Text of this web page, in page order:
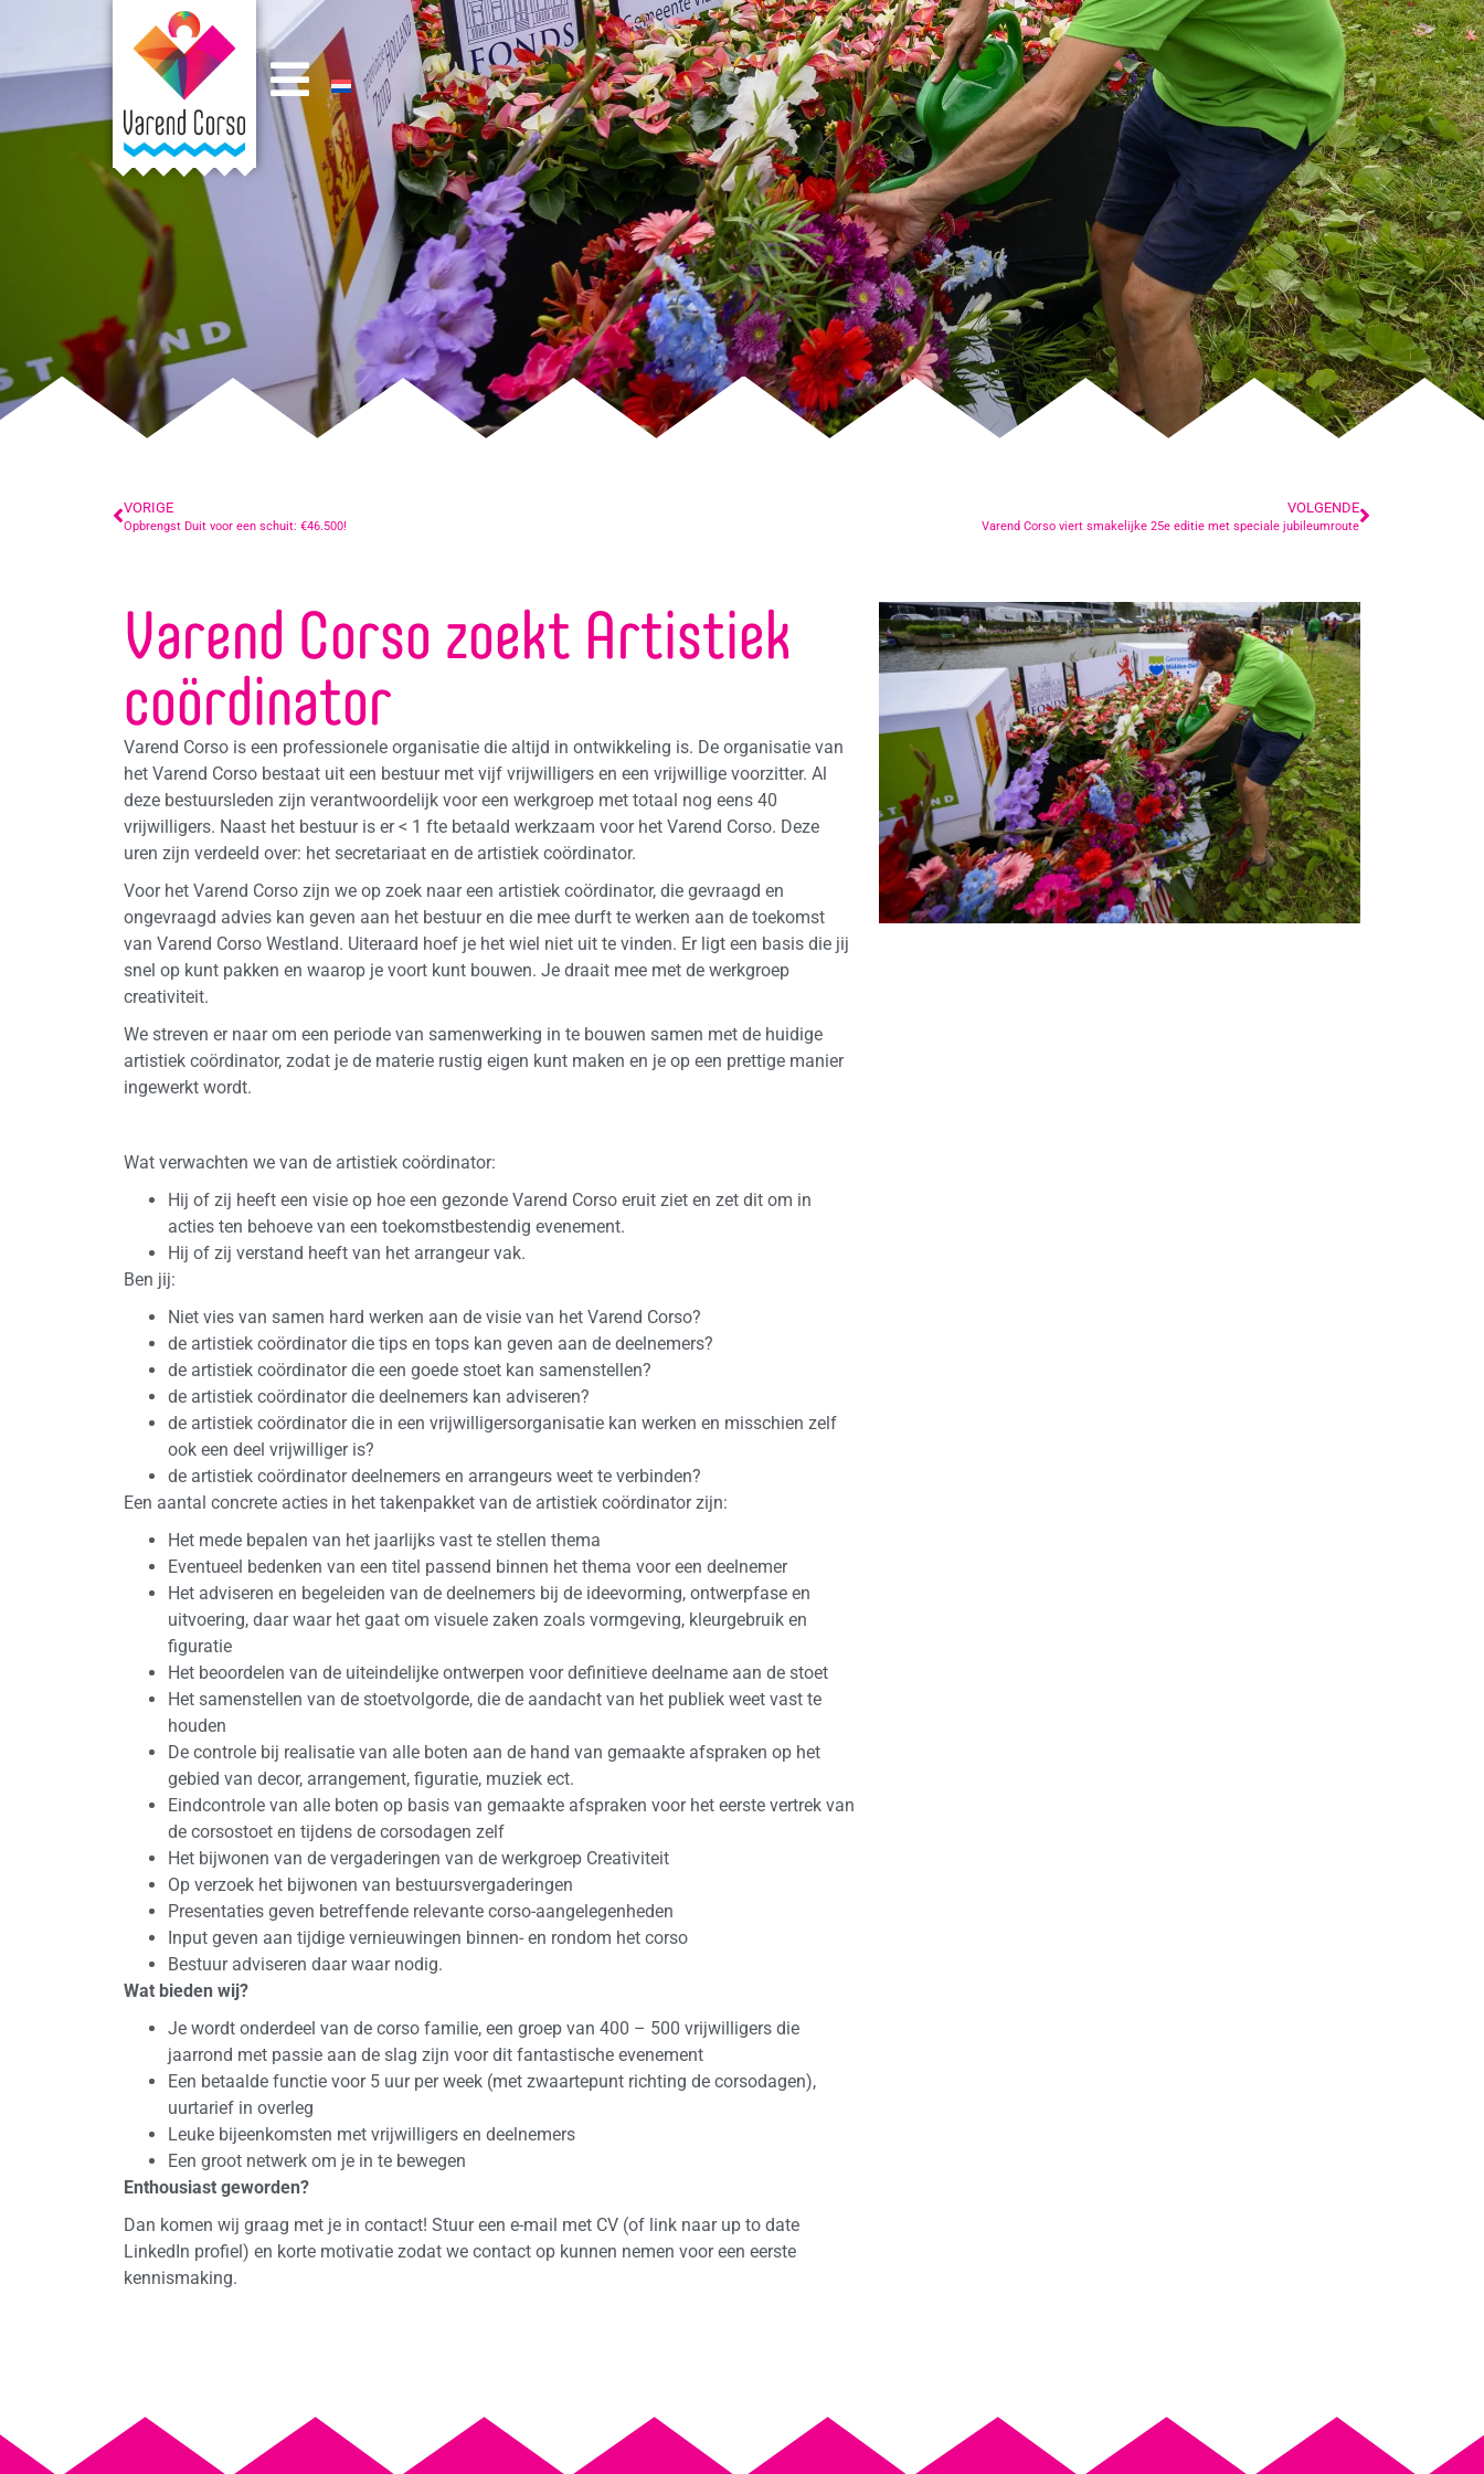
VORIGE
Opbrengst Duit voor een schuit: €46.500!
VOLGENDE
Varend Corso viert smakelijke 25e editie met speciale jubileumroute
Varend Corso zoekt Artistiek
coördinator
Varend Corso is een professionele organisatie die altijd in ontwikkeling is. De organisatie van
het Varend Corso bestaat uit een bestuur met vijf vrijwilligers en een vrijwillige voorzitter. Al
deze bestuursleden zijn verantwoordelijk voor een werkgroep met totaal nog eens 40
vrijwilligers. Naast het bestuur is er < 1 fte betaald werkzaam voor het Varend Corso. Deze
uren zijn verdeeld over: het secretariaat en de artistiek coördinator.
Voor het Varend Corso zijn we op zoek naar een artistiek coördinator, die gevraagd en
ongevraagd advies kan geven aan het bestuur en die mee durft te werken aan de toekomst
van Varend Corso Westland. Uiteraard hoef je het wiel niet uit te vinden. Er ligt een basis die jij
snel op kunt pakken en waarop je voort kunt bouwen. Je draait mee met de werkgroep
creativiteit.
We streven er naar om een periode van samenwerking in te bouwen samen met de huidige
artistiek coördinator, zodat je de materie rustig eigen kunt maken en je op een prettige manier
ingewerkt wordt.
Wat verwachten we van de artistiek coördinator:
Hij of zij heeft een visie op hoe een gezonde Varend Corso eruit ziet en zet dit om in
acties ten behoeve van een toekomstbestendig evenement.
Hij of zij verstand heeft van het arrangeur vak.
Ben jij:
Niet vies van samen hard werken aan de visie van het Varend Corso?
de artistiek coördinator die tips en tops kan geven aan de deelnemers?
de artistiek coördinator die een goede stoet kan samenstellen?
de artistiek coördinator die deelnemers kan adviseren?
de artistiek coördinator die in een vrijwilligersorganisatie kan werken en misschien zelf
ook een deel vrijwilliger is?
de artistiek coördinator deelnemers en arrangeurs weet te verbinden?
Een aantal concrete acties in het takenpakket van de artistiek coördinator zijn:
Het mede bepalen van het jaarlijks vast te stellen thema
Eventueel bedenken van een titel passend binnen het thema voor een deelnemer
Het adviseren en begeleiden van de deelnemers bij de ideevorming, ontwerpfase en
uitvoering, daar waar het gaat om visuele zaken zoals vormgeving, kleurgebruik en
figuratie
Het beoordelen van de uiteindelijke ontwerpen voor definitieve deelname aan de stoet
Het samenstellen van de stoetvolgorde, die de aandacht van het publiek weet vast te
houden
De controle bij realisatie van alle boten aan de hand van gemaakte afspraken op het
gebied van decor, arrangement, figuratie, muziek ect.
Eindcontrole van alle boten op basis van gemaakte afspraken voor het eerste vertrek van
de corsostoet en tijdens de corsodagen zelf
Het bijwonen van de vergaderingen van de werkgroep Creativiteit
Op verzoek het bijwonen van bestuursvergaderingen
Presentaties geven betreffende relevante corso-aangelegenheden
Input geven aan tijdige vernieuwingen binnen- en rondom het corso
Bestuur adviseren daar waar nodig.
Wat bieden wij?
Je wordt onderdeel van de corso familie, een groep van 400 – 500 vrijwilligers die
jaarrond met passie aan de slag zijn voor dit fantastische evenement
Een betaalde functie voor 5 uur per week (met zwaartepunt richting de corsodagen),
uurtarief in overleg
Leuke bijeenkomsten met vrijwilligers en deelnemers
Een groot netwerk om je in te bewegen
Enthousiast geworden?
Dan komen wij graag met je in contact! Stuur een e-mail met CV (of link naar up to date
LinkedIn profiel) en korte motivatie zodat we contact op kunnen nemen voor een eerste
kennismaking.